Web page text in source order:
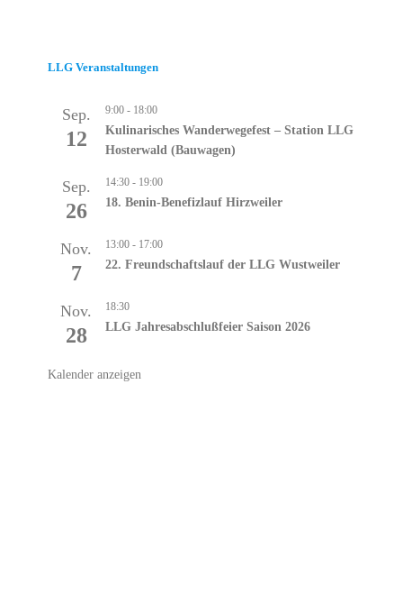
LLG Veranstaltungen
Sep.
12
9:00- 18:00
Kulinarisches Wanderwegefest – Station LLG
Hosterwald (Bauwagen)
Sep.
26
14:30- 19:00
18. Benin-Benefizlauf Hirzweiler
Nov.
7
13:00- 17:00
22. Freundschaftslauf der LLG Wustweiler
Nov.
28
18:30
LLG Jahresabschlußfeier Saison 2026
Kalender anzeigen